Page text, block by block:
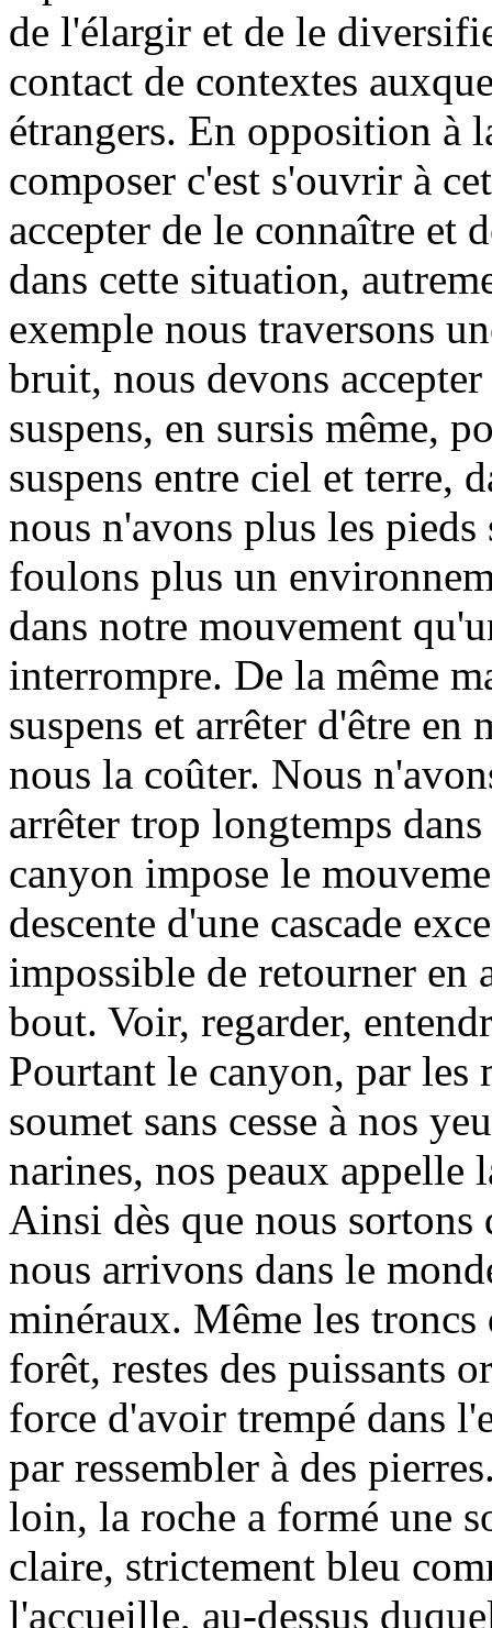
de l'élargir et de le
contact de contextes
étrangers. En opposition à
composer c'est s'ouvrir à
accepter de le connaître et
dans cette situation,
exemple nous traversons
bruit, nous devons
suspens, en sursis même,
suspens entre ciel et terre,
nous n'avons plus les pieds
foulons plus un
dans notre mouvement
interrompre. De la même
suspens et arrêter d'être
nous la coûter. Nous
arrêter trop longtemps
canyon impose le
descente d'une cascade
impossible de retourner en
bout. Voir, regarder,
Pourtant le canyon, par
soumet sans cesse à nos
narines, nos peaux appelle
Ainsi dès que nous sortons
nous arrivons dans le
minéraux. Même les troncs
forêt, restes des puissants
force d'avoir trempé dans
par ressembler à des
loin, la roche a formé une
claire, strictement bleu
l'accueille, au-dessus